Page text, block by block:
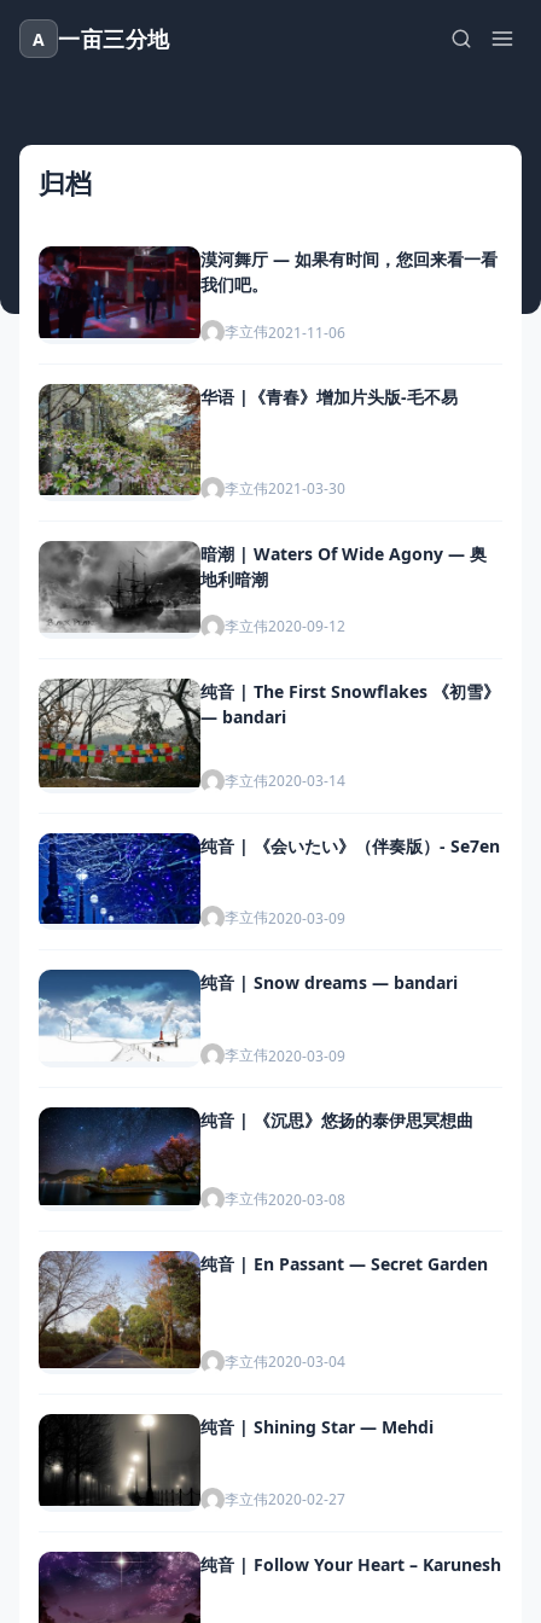
A 一亩三分地
归档
漠河舞厅 — 如果有时间，您回来看一看
我们吧。
李立伟2021-11-06
华语 |《青春》增加片头版-毛不易
李立伟2021-03-30
暗潮 | Waters Of Wide Agony — 奥
地利暗潮
李立伟2020-09-12
纯音 | The First Snowflakes 《初雪》
— bandari
李立伟2020-03-14
纯音 | 《会いたい》（伴奏版）- Se7en
李立伟2020-03-09
纯音 | Snow dreams — bandari
李立伟2020-03-09
纯音 | 《沉思》悠扬的泰伊思冥想曲
李立伟2020-03-08
纯音 | En Passant — Secret Garden
李立伟2020-03-04
纯音 | Shining Star — Mehdi
李立伟2020-02-27
纯音 | Follow Your Heart – Karunesh